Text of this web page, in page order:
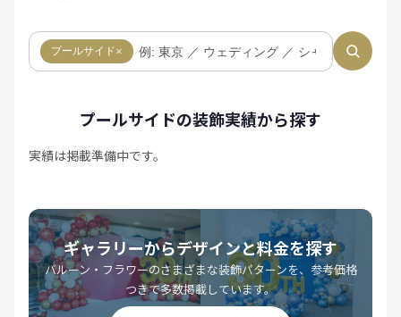
プールサイド×
プールサイドの装飾実績から探す
実績は掲載準備中です。
ギャラリーからデザインと料金を探す
バルーン・フラワーのさまざまな装飾パターンを、参考価格
つきで多数掲載しています。